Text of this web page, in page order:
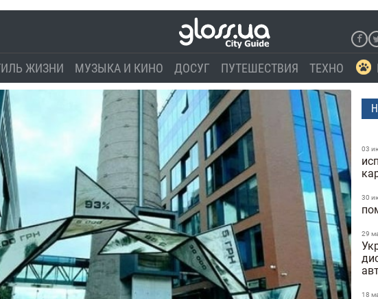
ЖИЗНИ МУЗЫКА И КИНО ДОСУГ ПУТЕШЕСТВИЯ ТЕХНО
03
30
29
18